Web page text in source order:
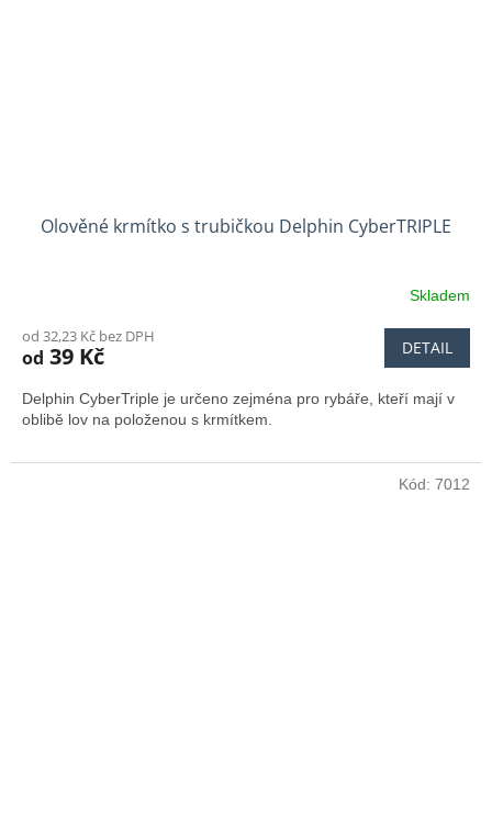
Olověné krmítko s trubičkou Delphin CyberTRIPLE
Skladem
od 32,23 Kč bez DPH
od 39 Kč DETAIL
Delphin CyberTriple je určeno zejména pro rybáře, kteří mají v
oblibě lov na položenou s krmítkem.
Kód: 7012